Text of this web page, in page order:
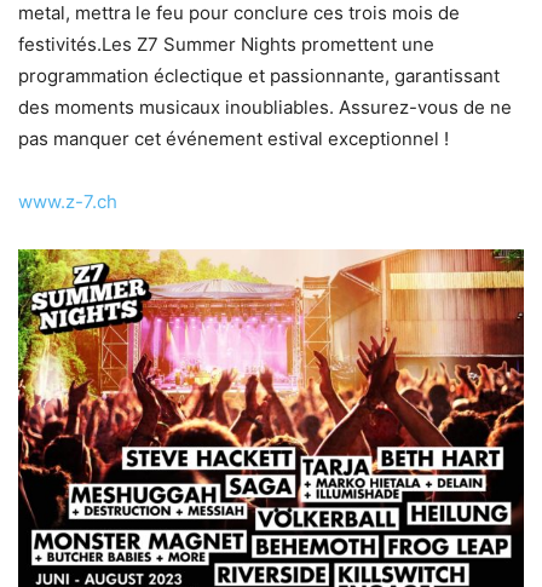
metal, mettra le feu pour conclure ces trois mois de
festivités.Les Z7 Summer Nights promettent une
programmation éclectique et passionnante, garantissant
des moments musicaux inoubliables. Assurez-vous de ne
pas manquer cet événement estival exceptionnel !
www.z-7.ch